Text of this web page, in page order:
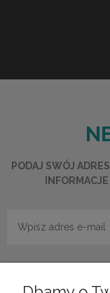
PODAJ SWÓJ